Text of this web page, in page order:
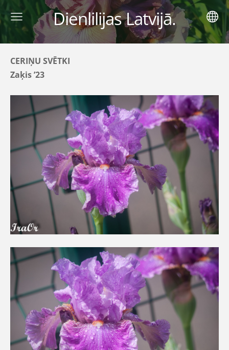
Dienlilijas Latvijā.
CERIŅU SVĒTKI
Zaķis ’23